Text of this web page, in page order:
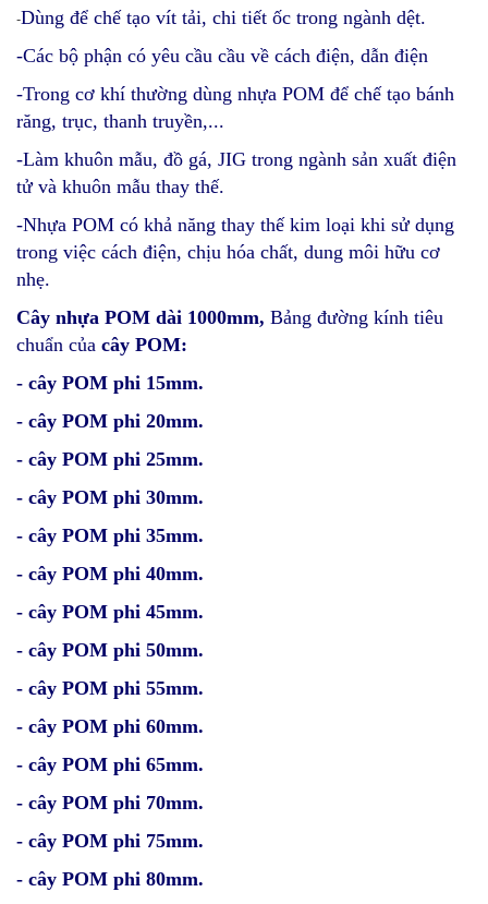
-Dùng để chế tạo vít tải, chi tiết ốc trong ngành dệt.
-Các bộ phận có yêu cầu cầu về cách điện, dẫn điện
-Trong cơ khí thường dùng nhựa POM để chế tạo bánh
răng, trục, thanh truyền,...
-Làm khuôn mẫu, đồ gá, JIG trong ngành sản xuất điện
tử và khuôn mẫu thay thế.
-Nhựa POM có khả năng thay thế kim loại khi sử dụng
trong việc cách điện, chịu hóa chất, dung môi hữu cơ
nhẹ.
Cây nhựa POM dài 1000mm, Bảng đường kính tiêu
chuẩn của cây POM:
- cây POM phi 15mm.
- cây POM phi 20mm.
- cây POM phi 25mm.
- cây POM phi 30mm.
- cây POM phi 35mm.
- cây POM phi 40mm.
- cây POM phi 45mm.
- cây POM phi 50mm.
- cây POM phi 55mm.
- cây POM phi 60mm.
- cây POM phi 65mm.
- cây POM phi 70mm.
- cây POM phi 75mm.
- cây POM phi 80mm.